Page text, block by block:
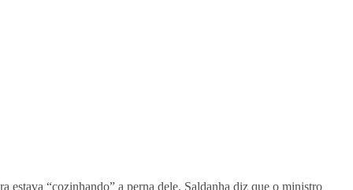
estava “cozinhando” a perna dele. Saldanha diz que o ministro